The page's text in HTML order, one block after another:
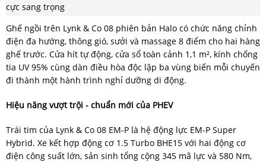
cực sang trọng
Ghế ngồi trên Lynk & Co 08 phiên bản Halo có chức năng chỉnh
điện đa hướng, thông gió, sưởi và massage 8 điểm cho hai hàng
ghế trước. Cửa hít tự động, cửa sổ toàn cảnh 1,1 m², kính chống
tia UV 95% cùng dàn điều hòa độc lập ba vùng biến mỗi chuyến
đi thành một hành trình nghỉ dưỡng di động.
Hiệu năng vượt trội - chuẩn mới của PHEV
Trái tim của Lynk & Co 08 EM-P là hệ động lực EM-P Super
Hybrid. Xe kết hợp động cơ 1.5 Turbo BHE15 với hai động cơ
điện công suất lớn, sản sinh tổng cộng 345 mã lực và 580 Nm,